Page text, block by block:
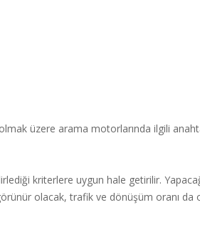
üzere arama motorlarında ilgili
kriterlere uygun hale getirilir.
olacak, trafik ve dönüşüm oranı da